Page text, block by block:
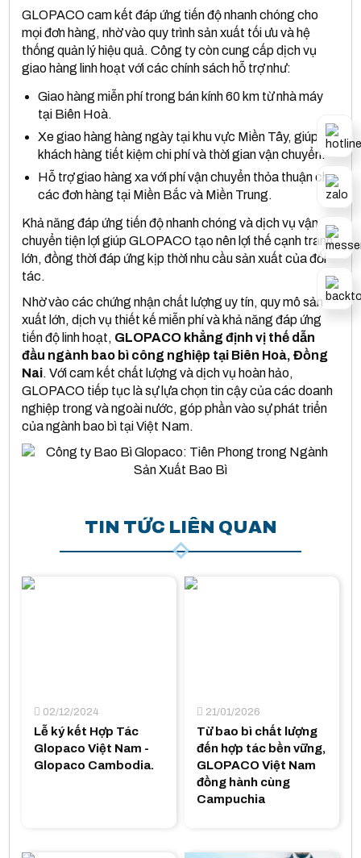
GLOPACO cam kết đáp ứng tiến độ nhanh chóng cho
mọi đơn hàng, nhờ vào quy trình sản xuất tối ưu và hệ
thống quản lý hiệu quả. Công ty còn cung cấp dịch vụ
giao hàng linh hoạt với các chính sách hỗ trợ như:
Giao hàng miễn phí trong bán kính 60 km từ nhà máy
tại Biên Hoà.
Xe giao hàng hàng ngày tại khu vực Miền Tây, giúp
khách hàng tiết kiệm chi phí và thời gian vận chuyển.
Hỗ trợ giao hàng xa với phí vận chuyển thỏa thuận cho
các đơn hàng tại Miền Bắc và Miền Trung.
Khả năng đáp ứng tiến độ nhanh chóng và dịch vụ vận
chuyển tiện lợi giúp GLOPACO tạo nên lợi thế cạnh tranh
lớn, đồng thời đáp ứng kịp thời nhu cầu sản xuất của đối
tác.
Nhờ vào các chứng nhận chất lượng uy tín, quy mô sản
xuất lớn, dịch vụ thiết kế miễn phí và khả năng đáp ứng
tiến độ linh hoạt, GLOPACO khẳng định vị thế dẫn
đầu ngành bao bì công nghiệp tại Biên Hoà, Đồng
Nai. Với cam kết chất lượng và dịch vụ hoàn hảo,
GLOPACO tiếp tục là sự lựa chọn tin cậy của các doanh
nghiệp trong và ngoài nước, góp phần vào sự phát triển
của ngành bao bì tại Việt Nam.
TIN TỨC LIÊN QUAN
02/12/2024
Lễ ký kết Hợp Tác
Glopaco Việt Nam -
Glopaco Cambodia.
21/01/2026
Từ bao bì chất lượng
đến hợp tác bền vững,
GLOPACO Việt Nam
đồng hành cùng
Campuchia